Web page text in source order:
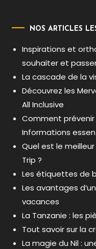
NOS ARTICLES
Inspirations et
souhaiter et
La cascade de la
Découvrez les
All Inclusive
Comment
Informations
Quel est le
Trip ?
Les étiquettes de
Les avantages
vacances
La Tanzanie : les
Tout savoir sur la
La magie du Nil :